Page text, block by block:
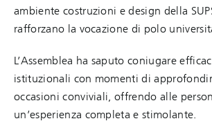
ambiente costruzioni e design della
rafforzano la vocazione di polo
L’Assemblea ha saputo coniugare
istituzionali con momenti di
occasioni conviviali, offrendo alle
un’esperienza completa e stimolante.